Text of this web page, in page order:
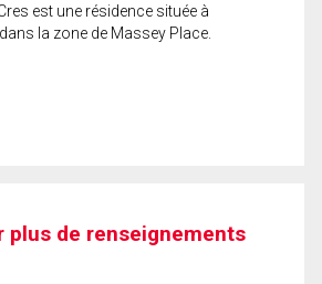
est une résidence située à
la zone de Massey Place.
plus de renseignements